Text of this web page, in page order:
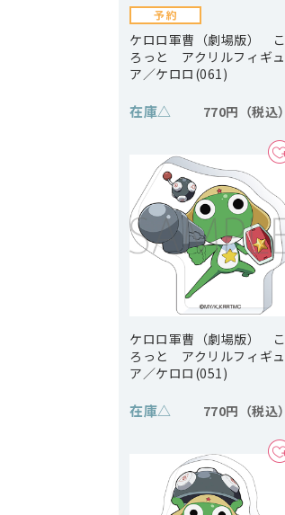
ケロロ軍曹（劇場版） こ
ろっと アクリルフィギュ
ア／ケロロ(061)
在庫△ 770円
ケロロ軍曹（劇場版） こ
ろっと アクリルフィギュ
ア／ケロロ(051)
在庫△ 770円